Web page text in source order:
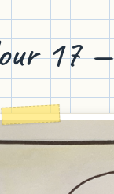
17 —